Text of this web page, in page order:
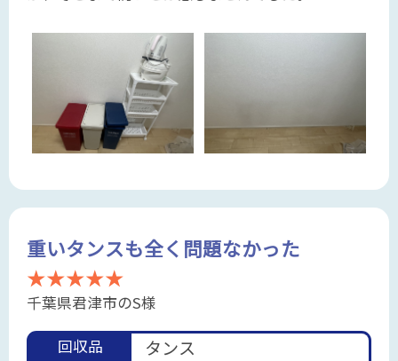
重いタンスも全く問題なかった
★★★★★
千葉県君津市のS様
回収品 タンス